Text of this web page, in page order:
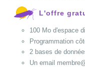
L'offre
100 Mo d'espace
Programmation
2 bases de
Un email